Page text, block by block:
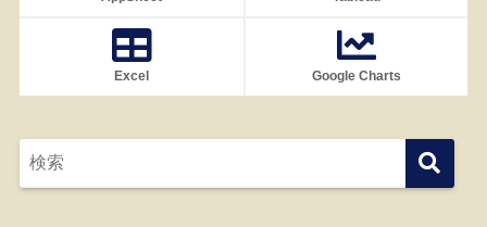
Excel Google Charts